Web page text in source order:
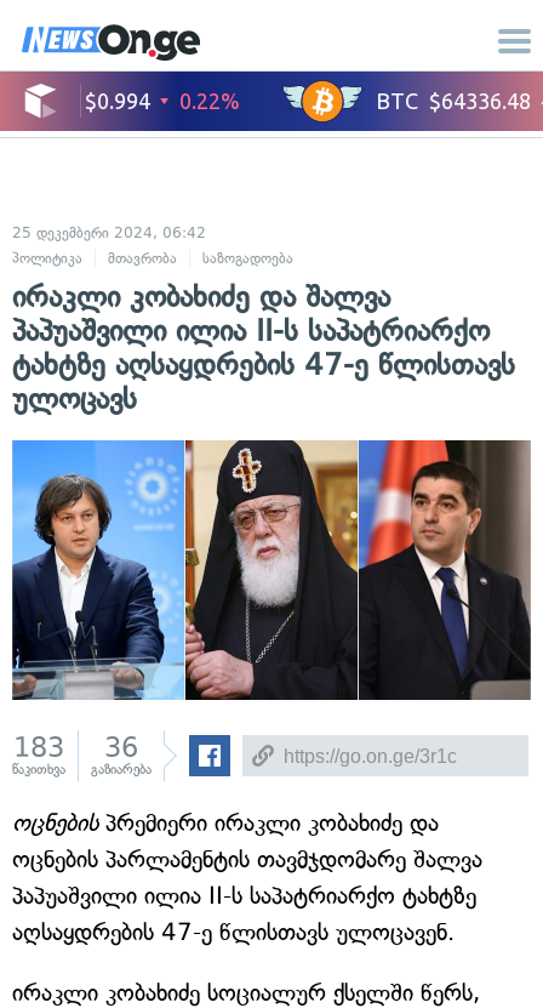
25 დეკემბერი 2024, 06:42
პოლიტიკა
მთავრობა საზოგადოება
ირაკლი კობახიძე და შალვა
პაპუაშვილი ილია II-ს საპატრიარქო
ტახტზე აღსაყდრების 47-ე წლისთავს
ულოცავს
183
წაკითხვა
36
გაზიარება
ოცნებისპრემიერი ირაკლი კობახიძე და
ოცნების პარლამენტის თავმჯდომარე შალვა
პაპუაშვილი ილია II-ს საპატრიარქო ტახტზე
აღსაყდრების 47-ე წლისთავს ულოცავენ.
ირაკლი კობახიძე სოციალურ ქსელში წერს,